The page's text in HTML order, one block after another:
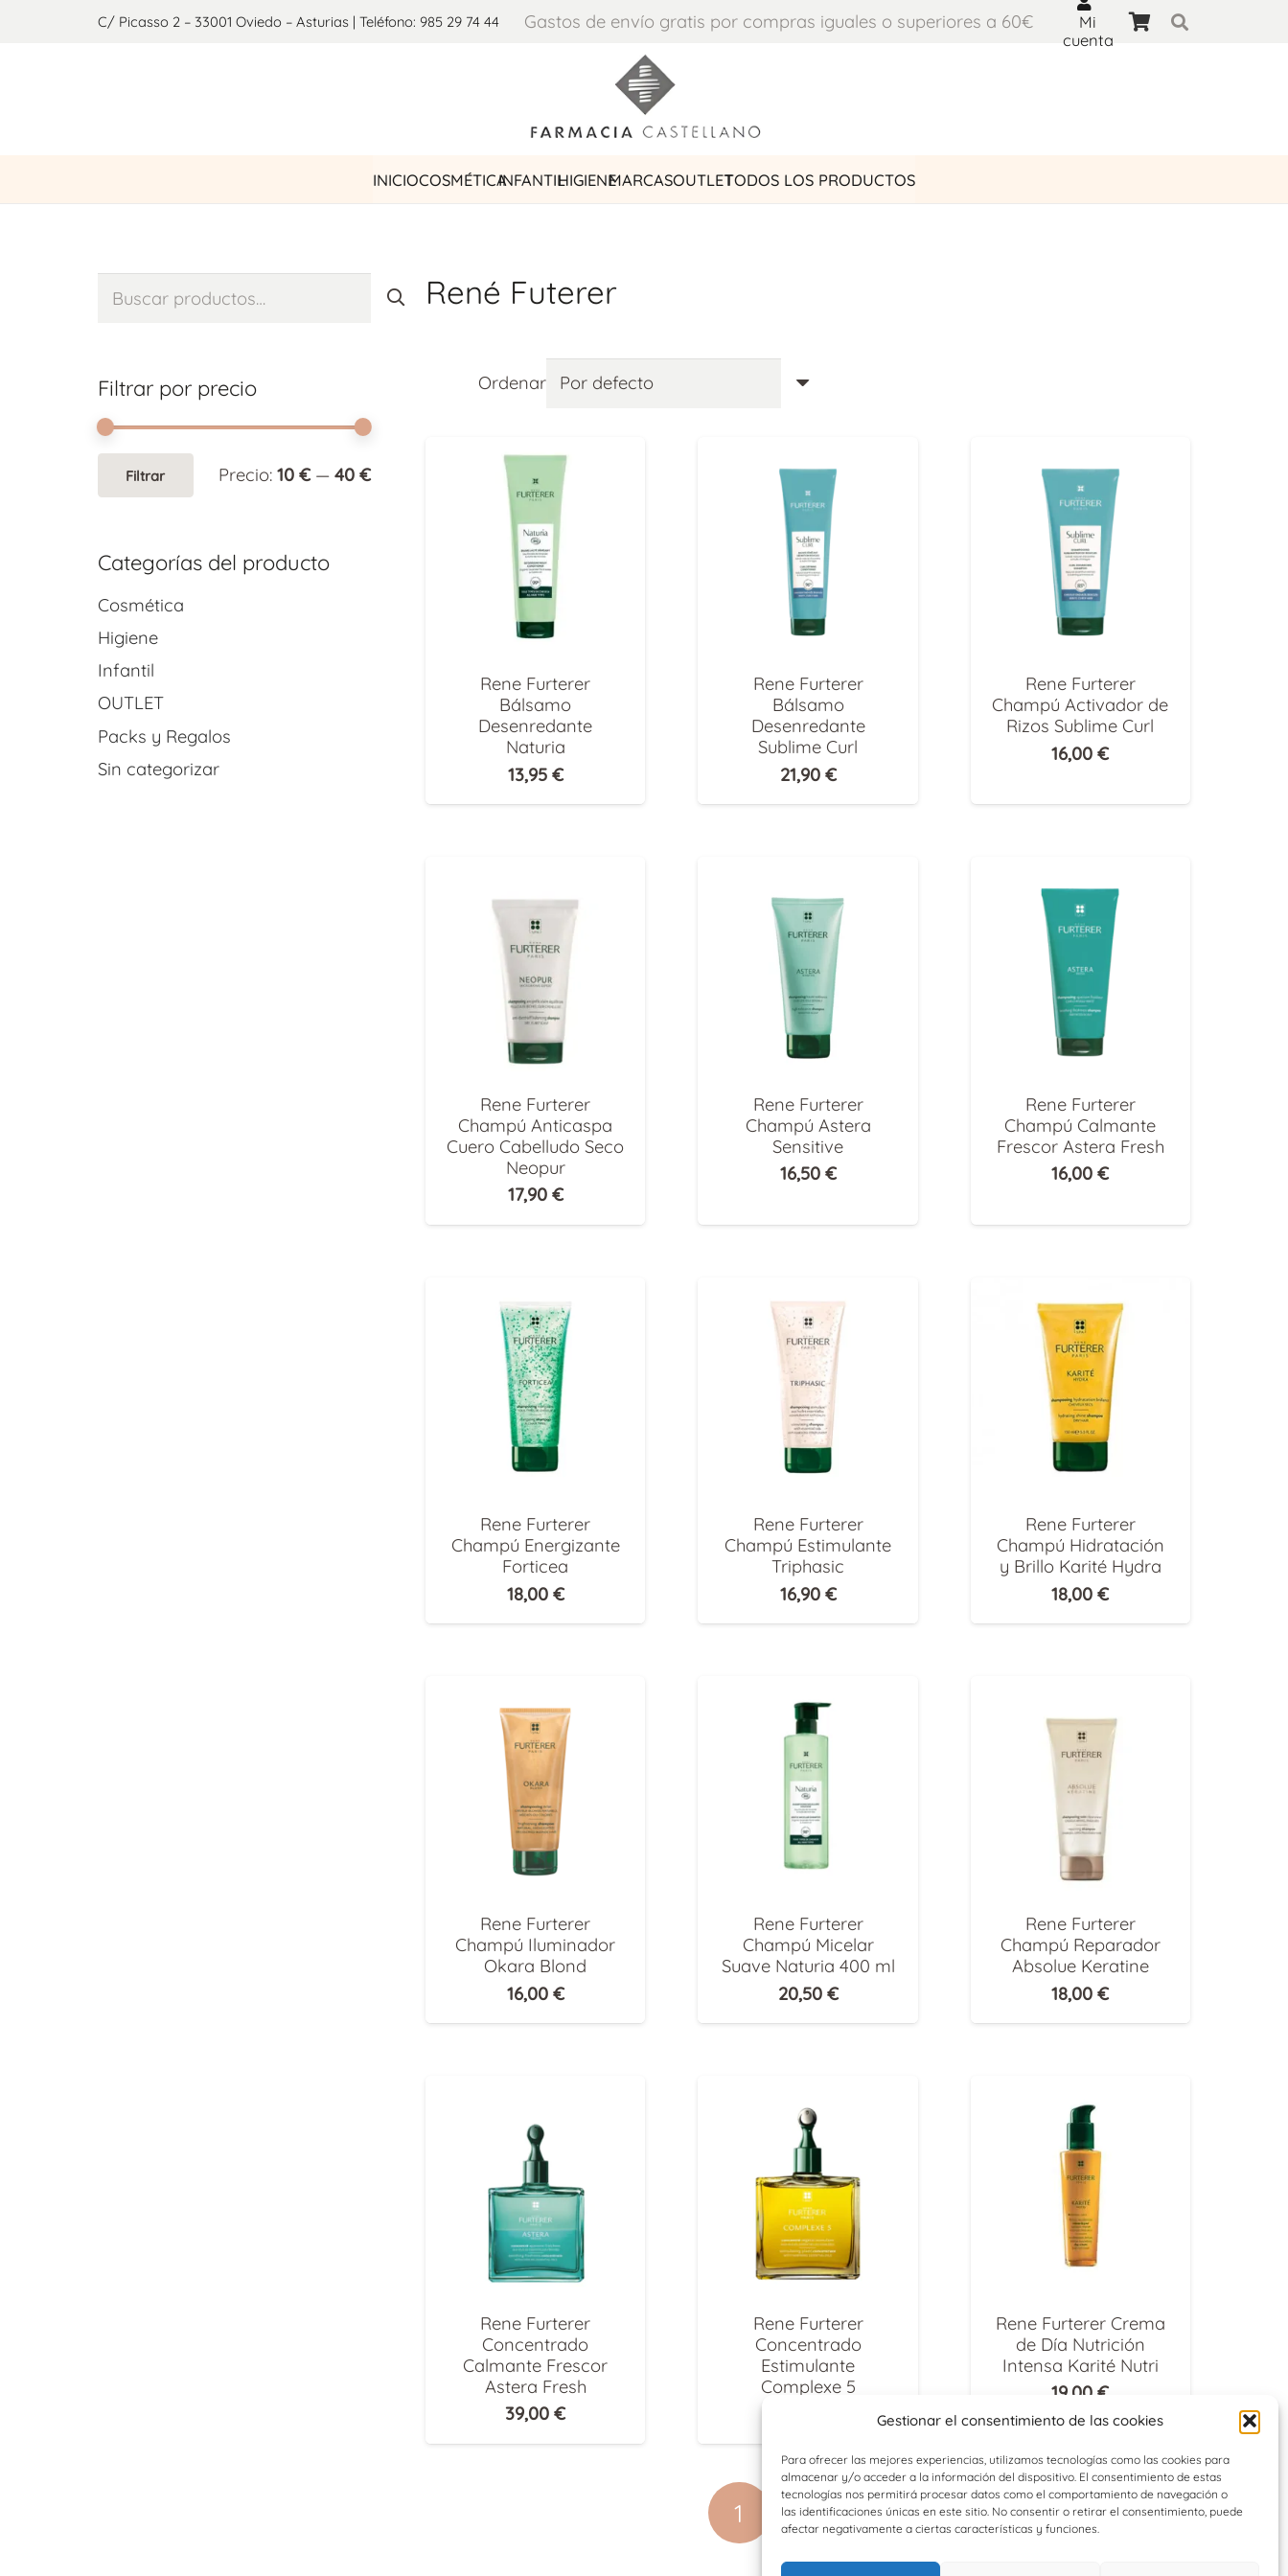
Gestionar el consentimiento de las cookies
Para ofrecer las mejores experiencias, utilizamos tecnologías como las cookies para
almacenar y/o acceder a la información del dispositivo. El consentimiento de estas
tecnologías nos permitirá procesar datos como el comportamiento de navegación o
las identificaciones únicas en este sitio. No consentir o retirar el consentimiento, puede
afectar negativamente a ciertas características y funciones.
C/ Picasso 2 – 33001 Oviedo – Asturias | Teléfono: 985 29 74 44 Gastos de envío gratis por compras iguales o superiores a 60€
Mi
cuenta
INICIOCOSMÉTICAINFANTILHIGIENEMARCASOUTLETTODOS LOS PRODUCTOS
René Futerer
Ordenar
Rene Furterer
Bálsamo
Desenredante
Naturia
13,95 €
Rene Furterer
Bálsamo
Desenredante
Sublime Curl
21,90 €
Rene Furterer
Champú Activador de
Rizos Sublime Curl
16,00€
Rene Furterer
Champú Anticaspa
Cuero Cabelludo Seco
Neopur
17,90 €
Rene Furterer
Champú Astera
Sensitive
16,50 €
Rene Furterer
Champú Calmante
Frescor Astera Fresh
16,00€
Rene Furterer
Champú Energizante
Forticea
18,00 €
Rene Furterer
Champú Estimulante
Triphasic
16,90 €
Rene Furterer
Champú Hidratación
y Brillo Karité Hydra
18,00€
Rene Furterer
Champú Iluminador
Okara Blond
16,00 €
Rene Furterer
Champú Micelar
Suave Naturia 400 ml
20,50 €
Rene Furterer
Champú Reparador
Absolue Keratine
18,00€
Rene Furterer
Concentrado
Calmante Frescor
Astera Fresh
39,00€
Rene Furterer
Concentrado
Estimulante
Complexe 5
Rene Furterer Crema
de Día Nutrición
Intensa Karité Nutri
19,00€
1 2
por:
Filtrar por precio
Precio
Precio
Filtrar Precio: 10 €— 40 €
Categorías del producto
Cosmética
Higiene
Infantil
OUTLET
Packs y Regalos
Sin categorizar